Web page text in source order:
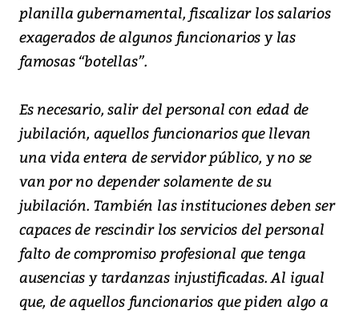
planilla gubernamental, fiscalizar los salarios
exagerados de algunos funcionarios y las
famosas “botellas”.
Es necesario, salir del personal con edad de
jubilación, aquellos funcionarios que llevan
una vida entera de servidor público, y no se
van por no depender solamente de su
jubilación. También las instituciones deben ser
capaces de rescindir los servicios del personal
falto de compromiso profesional que tenga
ausencias y tardanzas injustificadas. Al igual
que, de aquellos funcionarios que piden algo a